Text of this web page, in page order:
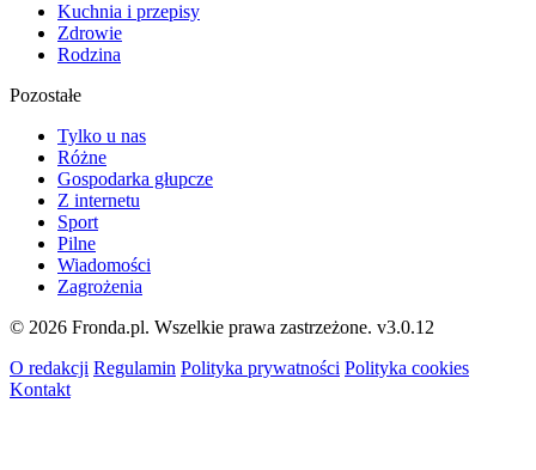
Kuchnia i przepisy
Zdrowie
Rodzina
Pozostałe
Tylko u nas
Różne
Gospodarka głupcze
Z internetu
Sport
Pilne
Wiadomości
Zagrożenia
© 2026 Fronda.pl. Wszelkie prawa zastrzeżone. v3.0.12
O redakcji Regulamin Polityka prywatności Polityka cookies
Kontakt